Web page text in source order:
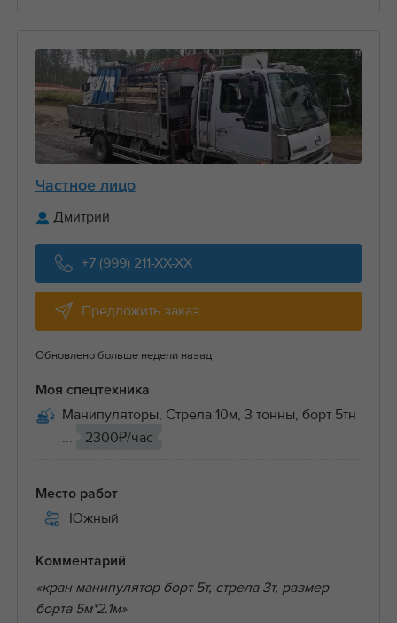
Частное лицо
Дмитрий
+7 (999) 211-XX-XX
Предложить заказ
Обновлено больше недели назад
Моя спецтехника
Манипуляторы, Стрела 10м, 3 тонны, борт 5тн
...
2300₽/час
Место работ
Южный
Комментарий
«кран манипулятор борт 5т, стрела 3т, размер
борта 5м*2.1м»